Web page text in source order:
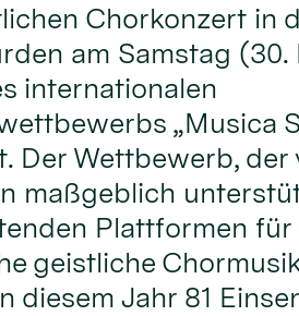
Chorkonzert in
am Samstag (30.
internationalen
„Musica
Der Wettbewerb, der
maßgeblich
Plattformen für
geistliche
diesem Jahr 81